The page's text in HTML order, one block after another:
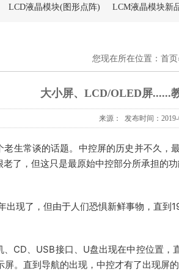
LCD液晶模块(图形点阵) LCM液晶模块新
您现在所在位置： 首页
大小屏、LCD/OLED屏......
来源： 发布时间：
老生常谈的话题。中控屏的历史并不久，
了，但这只是最原始中控部分所承担的功
出现了，但由于人们恐惧新鲜事物，直到
、CD、USB接口、U盘出现在中控位置
屏。直到导航的出现，中控才有了出现屏的